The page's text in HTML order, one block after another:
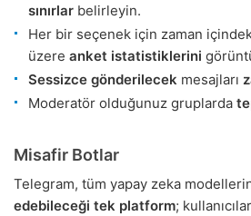
sınırlar belirleyin.
Her bir seçenek için zaman
üzere anket istatistiklerini
Sessizce gönderilecek mesajları
Moderatör olduğunuz gruplarda
Misafir Botlar
Telegram, tüm yapay zeka
edebileceği tek platform;